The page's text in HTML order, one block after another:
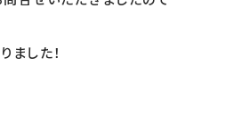
ました！